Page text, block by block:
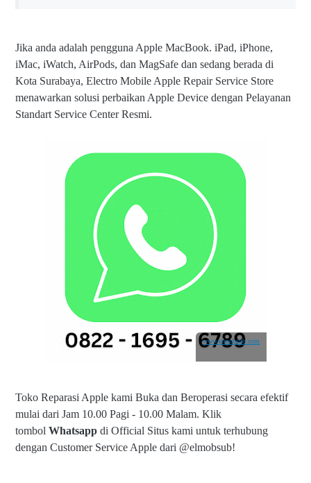
Jika anda adalah pengguna Apple MacBook. iPad, iPhone,
iMac, iWatch, AirPods, dan MagSafe dan sedang berada di
Kota Surabaya, Electro Mobile Apple Repair Service Store
menawarkan solusi perbaikan Apple Device dengan Pelayanan
Standart Service Center Resmi.
www.elmobsub.com
Toko Reparasi Apple kami Buka dan Beroperasi secara efektif
mulai dari Jam 10.00 Pagi - 10.00 Malam. Klik
tombol Whatsapp di Official Situs kami untuk terhubung
dengan Customer Service Apple dari @elmobsub!